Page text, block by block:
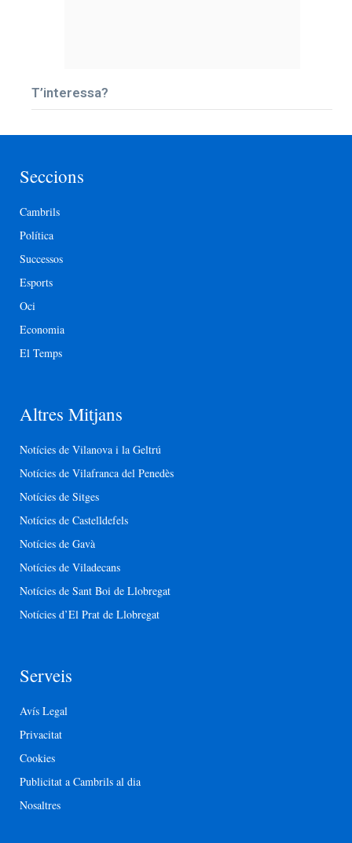
T’interessa?
Seccions
Cambrils
Política
Successos
Esports
Oci
Economia
El Temps
Altres Mitjans
Notícies de Vilanova i la Geltrú
Notícies de Vilafranca del Penedès
Notícies de Sitges
Notícies de Castelldefels
Notícies de Gavà
Notícies de Viladecans
Notícies de Sant Boi de Llobregat
Notícies d’El Prat de Llobregat
Serveis
Avís Legal
Privacitat
Cookies
Publicitat a Cambrils al dia
Nosaltres